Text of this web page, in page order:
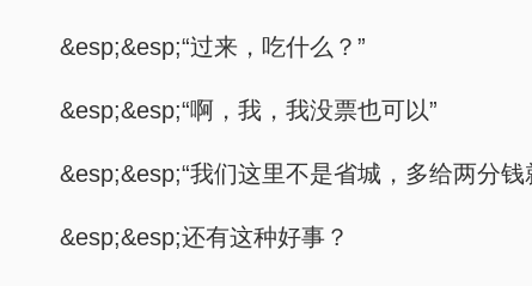
&esp;&esp;“过来，吃什么？”
&esp;&esp;“啊，我，我没票也可以”
&esp;&esp;“我们这里不是省城，多给两分钱
&esp;&esp;还有这种好事？